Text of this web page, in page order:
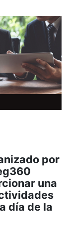
por
una
día de la